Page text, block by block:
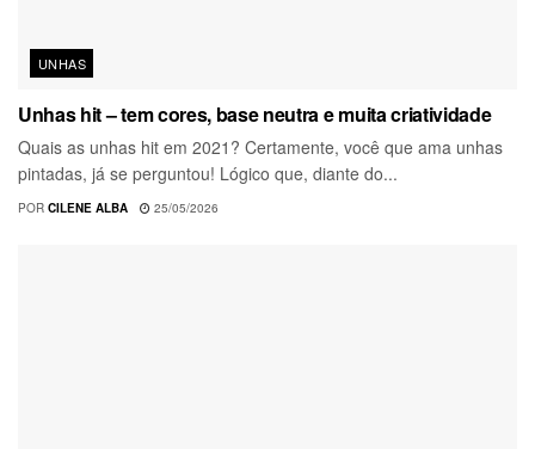
UNHAS
Unhas hit – tem cores, base neutra e muita criatividade
Quais as unhas hit em 2021? Certamente, você que ama unhas
pintadas, já se perguntou! Lógico que, diante do...
POR CILENE ALBA 25/05/2026